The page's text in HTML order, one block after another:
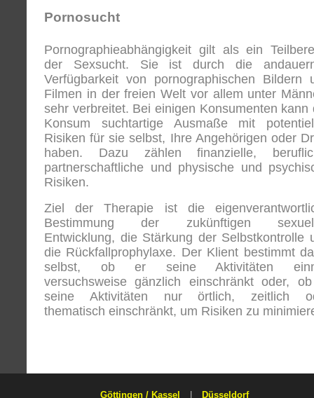
Pornosucht
Pornographieabhängigkeit gilt als ein
der Sexsucht. Sie ist durch die
Verfügbarkeit von pornographischen Bildern
Filmen in der freien Welt vor allem unter
sehr verbreitet. Bei einigen Konsumenten kann
Konsum suchtartige Ausmaße mit
Risiken für sie selbst, Ihre Angehörigen oder
haben. Dazu zählen finanzielle,
partnerschaftliche und physische und
Risiken.
Ziel der Therapie ist die
Bestimmung der zukünftigen
Entwicklung, die Stärkung der Selbstkontrolle
die Rückfallprophylaxe. Der Klient bestimmt
selbst, ob er seine Aktivitäten
versuchsweise gänzlich einschränkt oder,
seine Aktivitäten nur örtlich, zeitlich
thematisch einschränkt, um Risiken zu
Göttingen / Kassel Düsseldorf